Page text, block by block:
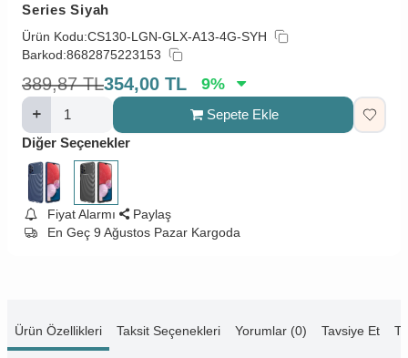
Series Siyah
Ürün Kodu:CS130-LGN-GLX-A13-4G-SYH
Barkod:8682875223153
389,87 TL354,00 TL 9%
Sepete Ekle
Diğer Seçenekler
Fiyat Alarmı
Paylaş
En Geç 9 Ağustos Pazar Kargoda
Ürün Özellikleri Taksit Seçenekleri Yorumlar (0) Tavsiye Et